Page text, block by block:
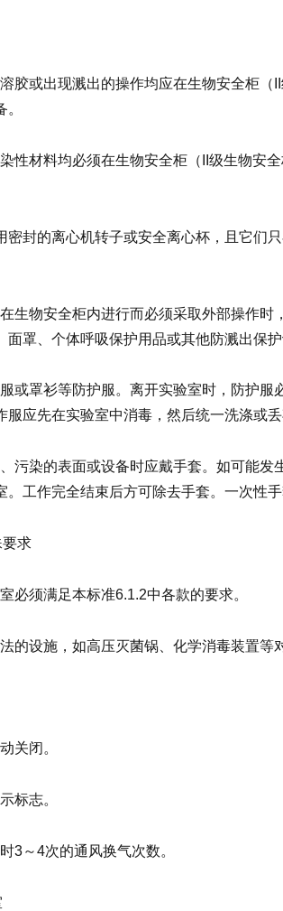
胶或出现溅出的操作均应在生物安全柜（
性材料均必须在生物安全柜（II级生物安
密封的离心机转子或安全离心杯，且它们
生物安全柜内进行而必须采取外部操作
罩、个体呼吸保护用品或其他防溅出保护
或罩衫等防护服。离开实验室时，防护服
应先在实验室中消毒，然后统一洗涤或丢
污染的表面或设备时应戴手套。如可能
工作完全结束后方可除去手套。一次性手
要求
必须满足本标准6.1.2中各款的要求。
的设施，如高压灭菌锅、化学消毒装置等
关闭。
标志。
3～4次的通风换气次数。